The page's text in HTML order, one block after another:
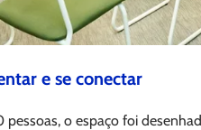
e se conectar
o espaço foi